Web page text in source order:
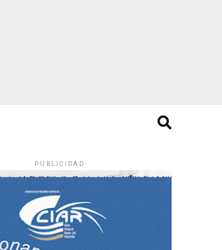
PUBLICIDAD